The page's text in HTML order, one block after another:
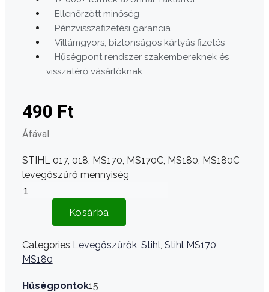
Ellenőrzött minőség
Pénzvisszafizetési garancia
Villámgyors, biztonságos kártyás fizetés
Hűségpont rendszer szakembereknek és
visszatérő vásárlóknak
490 Ft
Áfával
STIHL 017, 018, MS170, MS170C, MS180, MS180C
levegőszűrő mennyiség
Kosárba
Categories Levegőszűrők, Stihl, Stihl MS170,
MS180
Hűségpontok15